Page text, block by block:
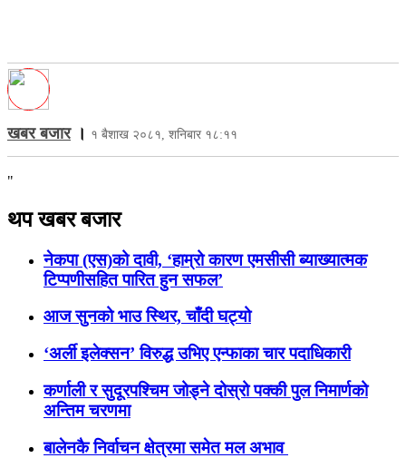
खबर बजार। १ बैशाख २०८१, शनिबार १८:११
"
थप खबर बजार
नेकपा (एस)को दावी, ‘हाम्रो कारण एमसीसी ब्याख्यात्मक
टिप्पणीसहित पारित हुन सफल’
आज सुनको भाउ स्थिर, चाँदी घट्यो
‘अर्ली इलेक्सन’ विरुद्ध उभिए एन्फाका चार पदाधिकारी
कर्णाली र सुदूरपश्चिम जोड्ने दोस्रो पक्की पुल निमार्णको
अन्तिम चरणमा
बालेनकै निर्वाचन क्षेत्रमा समेत मल अभाव